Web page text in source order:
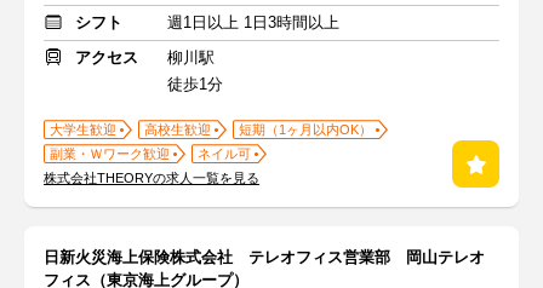
シフト
週1日以上 1日3時間以上
アクセス
柳川駅
徒歩1分
大学生歓迎 高校生歓迎
短期（1ヶ月以内OK）
副業・Ｗワーク歓迎
ネイル可
株式会社THEORYの求人一覧を見る
日新火災海上保険株式会社 テレオフィス営業部 岡山テレオ
フィス（東京海上グループ）